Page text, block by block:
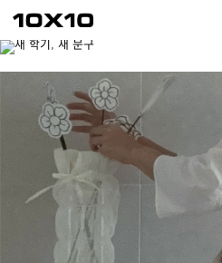
텐
바
텐
이
상